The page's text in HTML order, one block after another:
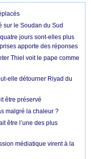
sur le Soudan du Sud
jours sont-elles plus
apporte des réponses
Thiel voit le pape comme
elle détourner Riyad du
être préservé
malgré la chaleur ?
être l’une des plus
médiatique virent à la